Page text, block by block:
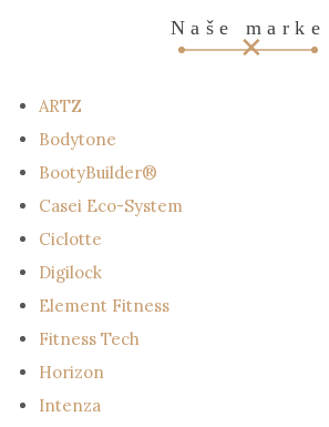
Naše marke
ARTZ
Bodytone
BootyBuilder®
Casei Eco-System
Ciclotte
Digilock
Element Fitness
Fitness Tech
Horizon
Intenza